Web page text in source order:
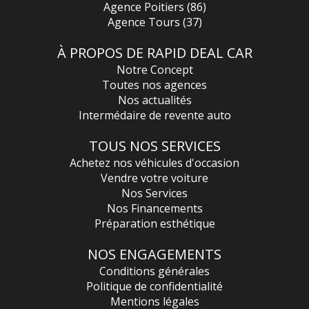
trappe à carburant
Protection contre les erreurs de ravitaillement
Seuils de portes BMW chromés
Boucliers à mémoire de forme avec renforts latéraux en
Possibilité d'extension de garantie **Voir conditions
en magasin**
Possibilité de financement **Voir condition en
Agrée SIV pour toutes les démarches administratives
Possibilité de réserver les véhicules à distance **Voir
condition en magasin*
Livraison possible dans toutes la France a votre
domicile **Voir condition en magasin**
*** Caractéristiques, options et équipements à
confirmer lors de la commande, Kilometrage non
Nos Coordonnées :
RAPID CAR DEAL 37
Rue Denis Papin
Agence Poitiers (86)
Agence Tours (37)
À PROPOS DE RAPID DEAL CAR
Notre Concept
Toutes nos agences
Nos actualités
Intermédaire de revente auto
TOUS NOS SERVICES
Achetez nos véhicules d'occasion
Vendre votre voiture
Nos Services
Nos Financements
Préparation esthétique
NOS ENGAGEMENTS
Conditions générales
Politique de confidentialité
Mentions légales